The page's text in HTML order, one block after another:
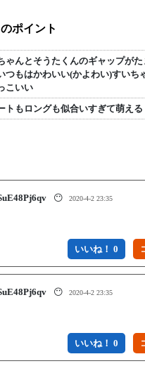
ポイント
ゃんとそうたくんのギャップが
つもはかわいい(かよわい)すいち
こいい
トもロングも似合いすぎて萌える
😶 2020-4-2 23:35
いいね！ 0
😶 2020-4-2 23:35
いいね！ 0